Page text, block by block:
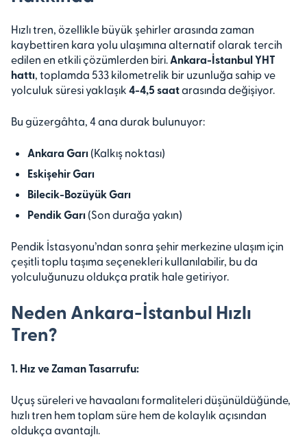
Hızlı tren, özellikle büyük şehirler arasında zaman
kaybettiren kara yolu ulaşımına alternatif olarak tercih
edilen en etkili çözümlerden biri. Ankara-İstanbul YHT
hattı, toplamda 533 kilometrelik bir uzunluğa sahip ve
yolculuk süresi yaklaşık 4-4,5 saatarasında değişiyor.
Bu güzergâhta, 4 ana durak bulunuyor:
Ankara Garı (Kalkış noktası)
Eskişehir Garı
Bilecik-Bozüyük Garı
Pendik Garı (Son durağa yakın)
Pendik İstasyonu’ndan sonra şehir merkezine ulaşım için
çeşitli toplu taşıma seçenekleri kullanılabilir, bu da
yolculuğunuzu oldukça pratik hale getiriyor.
Neden Ankara-İstanbul Hızlı
Tren?
1. Hız ve Zaman Tasarrufu:
Uçuş süreleri ve havaalanı formaliteleri düşünüldüğünde,
hızlı tren hem toplam süre hem de kolaylık açısından
oldukça avantajlı.